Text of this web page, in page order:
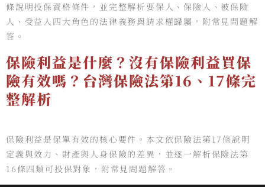
條說明投保資格條件，並完整解析要保人、保險人、被保險
人、受益人四大角色的法律義務與請求權歸屬，附常見問題解
答。
保險利益是什麼？沒有保險利益買保
險有效嗎？台灣保險法第16、17條完
整解析
保險利益是保單有效的核心要件。本文依保險法第17條說明
定義與效力、財產與人身保險的差異，並逐一解析保險法第
16條四類可投保對象，附常見問題解答。